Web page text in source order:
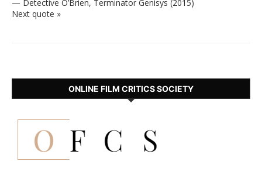
— Detective O’Brien, Terminator Genisys (2015)
Next quote »
ONLINE FILM CRITICS SOCIETY